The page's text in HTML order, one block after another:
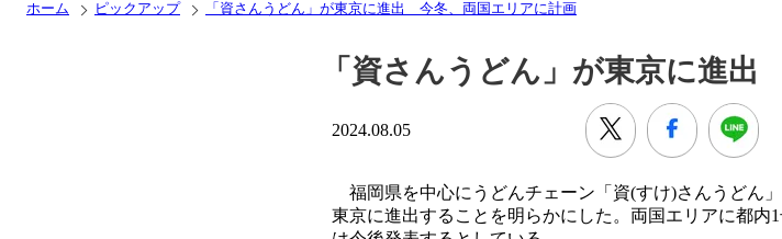
ホーム ピックアップ 「資さんうどん」が東京に進出 今冬、両国エリアに計画
「資さんうどん」が東京に進
2024.08.05
福岡県を中心にうどんチェーン「資(すけ)さんうどん
東京に進出することを明らかにした。両国エリアに都内